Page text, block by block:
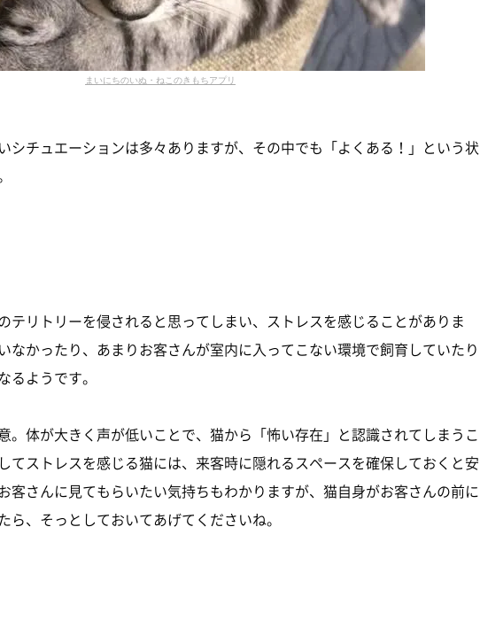
まいにちのいぬ・ねこのきもちアプリ
シチュエーションは多々ありますが、その中でも「よくある！」という状
テリトリーを侵されると思ってしまい、ストレスを感じることがありま
なかったり、あまりお客さんが室内に入ってこない環境で飼育していたり
るようです。
。体が大きく声が低いことで、猫から「怖い存在」と認識されてしまうこ
てストレスを感じる猫には、来客時に隠れるスペースを確保しておくと安
客さんに見てもらいたい気持ちもわかりますが、猫自身がお客さんの前に
ら、そっとしておいてあげてくださいね。